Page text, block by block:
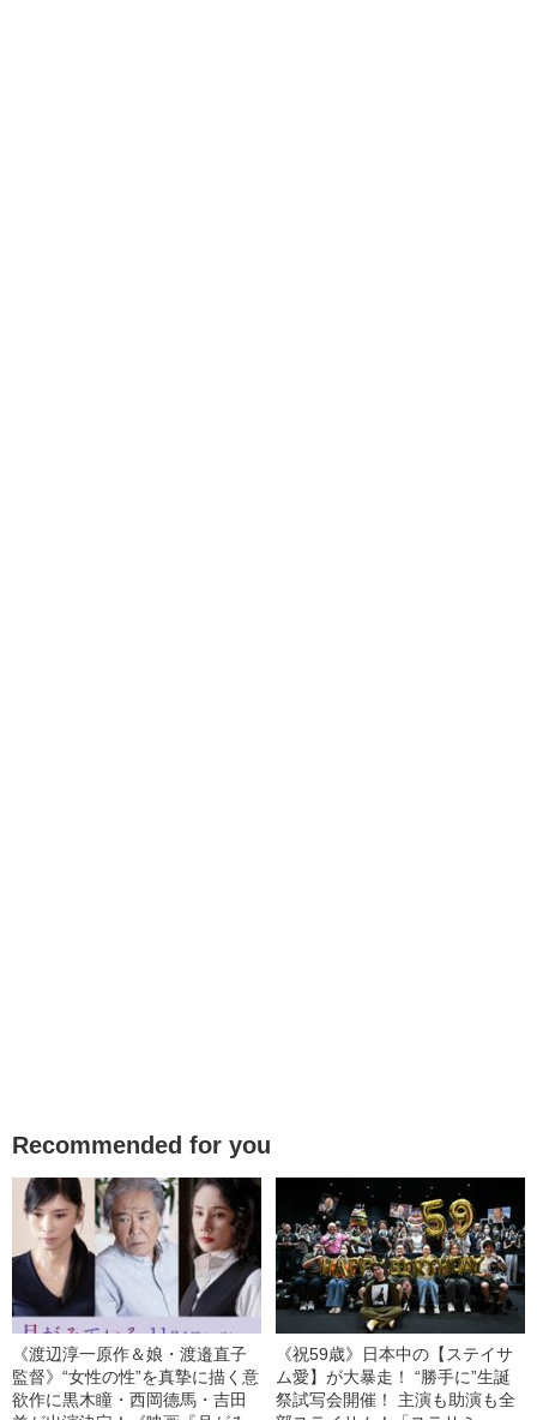
Recommended for you
《渡辺淳一原作＆娘・渡邉直子
監督》“女性の性”を真摯に描く意
欲作に黒木瞳・西岡德馬・吉田
《祝59歳》日本中の【ステイサ
ム愛】が大暴走！ “勝手に”生誕
祭試写会開催！ 主演も助演も全